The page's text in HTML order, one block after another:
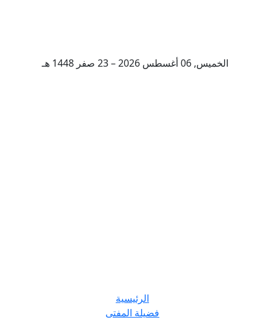
الخميس, 06 أغسطس 2026 – 23 صفر 1448 هـ
الرئيسية
فضيلة المفتى